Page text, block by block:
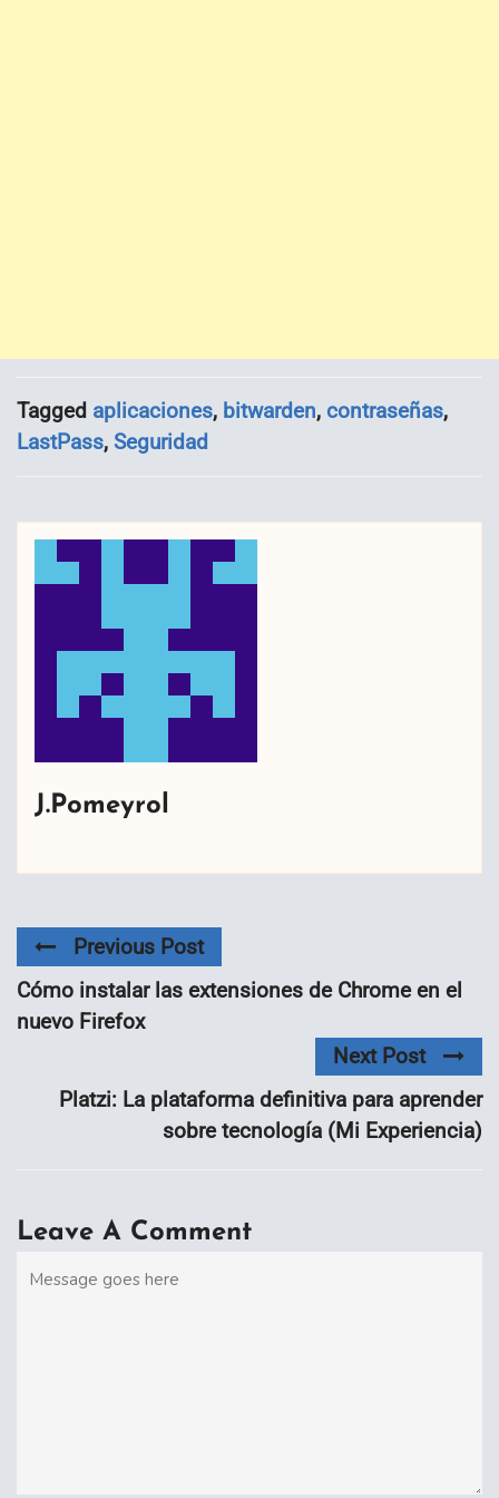
Tagged aplicaciones, bitwarden, contraseñas,
LastPass, Seguridad
J.Pomeyrol
Previous Post
Cómo instalar las extensiones de Chrome en el
nuevo Firefox
Next Post
Platzi: La plataforma definitiva para aprender
sobre tecnología (Mi Experiencia)
Leave A Comment